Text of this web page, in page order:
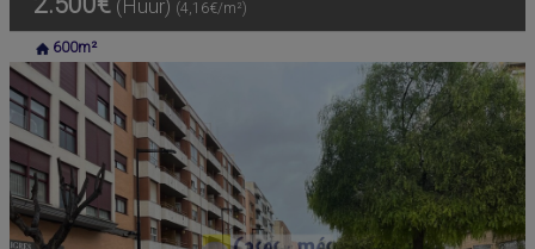
(Huur) (4,16€/m²)
600m²